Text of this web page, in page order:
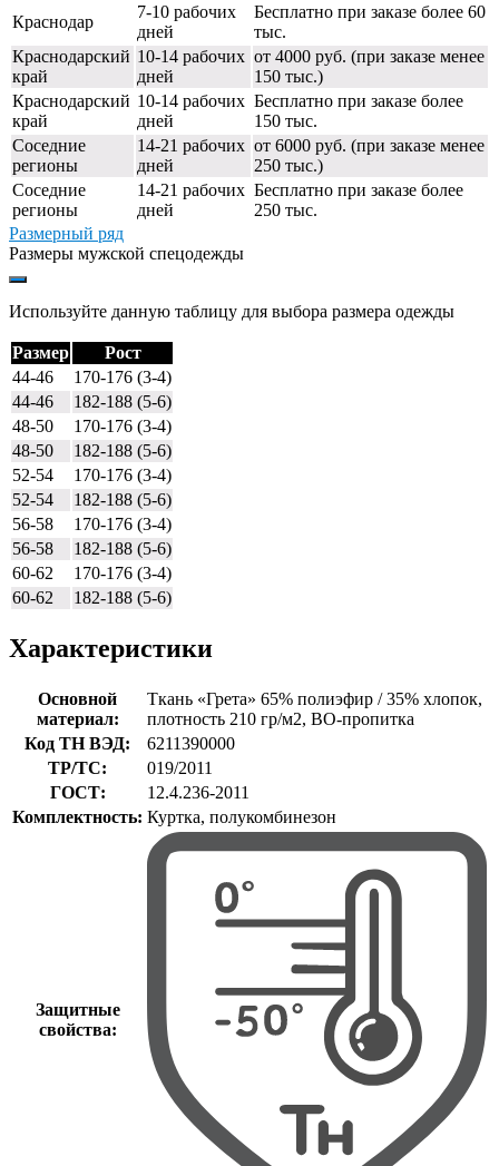
Краснодар
7-10 рабочих
дней
Бесплатно при заказе более 60
тыс.
Краснодарский
край
10-14 рабочих
дней
от 4000 руб. (при заказе менее
150 тыс.)
Краснодарский
край
10-14 рабочих
дней
Бесплатно при заказе более
150 тыс.
Соседние
регионы
14-21 рабочих
дней
от 6000 руб. (при заказе менее
250 тыс.)
Соседние
регионы
14-21 рабочих
дней
Бесплатно при заказе более
250 тыс.
Размерный ряд
Размеры мужской спецодежды
Используйте данную таблицу для выбора размера одежды
Размер
Рост
44-46
170-176 (3-4)
44-46
182-188 (5-6)
48-50
170-176 (3-4)
48-50
182-188 (5-6)
52-54
170-176 (3-4)
52-54
182-188 (5-6)
56-58
170-176 (3-4)
56-58
182-188 (5-6)
60-62
170-176 (3-4)
60-62
182-188 (5-6)
Характеристики
Основной
материал:
Ткань «Грета» 65% полиэфир / 35% хлопок,
плотность 210 гр/м2, ВО-пропитка
Код ТН ВЭД:
6211390000
ТР/ТС:
019/2011
ГОСТ:
12.4.236-2011
Комплектность: Куртка, полукомбинезон
Защитные
свойства: